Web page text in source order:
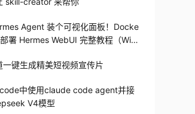
Agent 装个可视化面板！Docke
署 Hermes WebUI 完整教程（Win
一键生成精美短视频宣传片
中使用claude code agent并接
V4模型